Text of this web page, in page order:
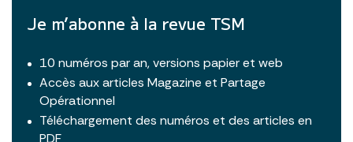
Je m’abonne à la revue TSM
10 numéros par an, versions papier et web
Accès aux articles Magazine et Partage
Opérationnel
Téléchargement des numéros et des articles en
PDF